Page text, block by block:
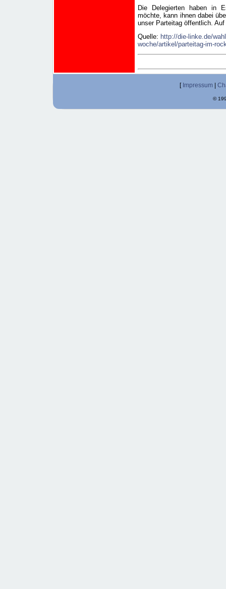
Die Delegierten haben in
möchte, kann ihnen dabei
unser Parteitag öffentlich.
Quelle: http://die-linke.de/
woche/artikel/parteitag-im-
[ Impressum
©